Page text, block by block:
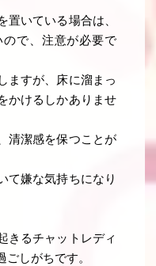
置いている場合は、
で、注意が必要で
ますが、床に溜まっ
かけるしかありませ
清潔感を保つことが
て嫌な気持ちになり
きるチャットレディ
しがちです。